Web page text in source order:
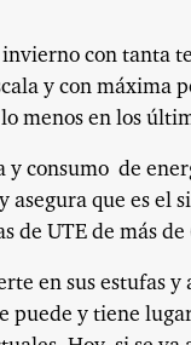
invierno con tanta
y con máxima
menos en los
y consumo de
que es el
de UTE de más
en sus estufas y
puede y tiene